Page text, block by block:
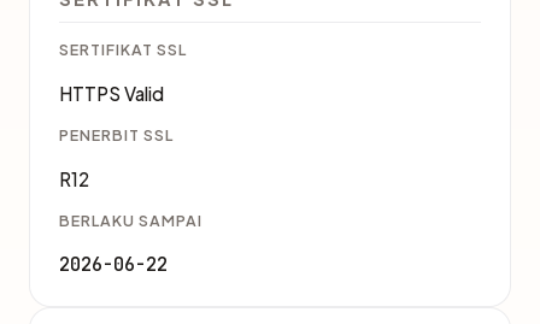
SERTIFIKAT SSL
HTTPS Valid
PENERBIT SSL
R12
BERLAKU SAMPAI
2026-06-22